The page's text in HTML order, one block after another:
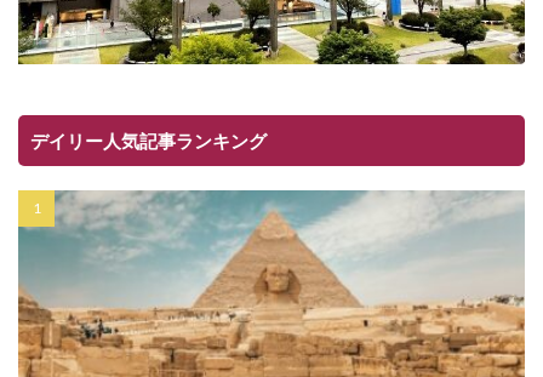
デイリー人気記事ランキング